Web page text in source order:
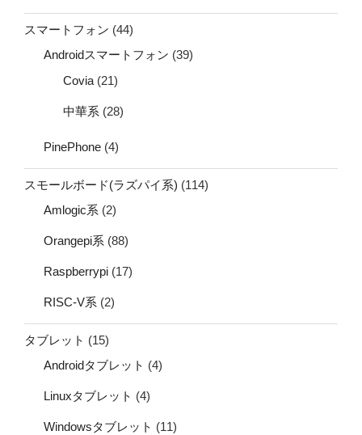
スマートフォン (44)
Androidスマートフォン (39)
Covia (21)
中華系 (28)
PinePhone (4)
スモールボード(ラズパイ系) (114)
Amlogic系 (2)
Orangepi系 (88)
Raspberrypi (17)
RISC-V系 (2)
タブレット (15)
Androidタブレット (4)
Linuxタブレット (4)
Windowsタブレット (11)